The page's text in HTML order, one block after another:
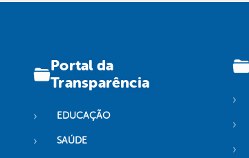
Portal da
Transparência
EDUCAÇÃO
SAÚDE